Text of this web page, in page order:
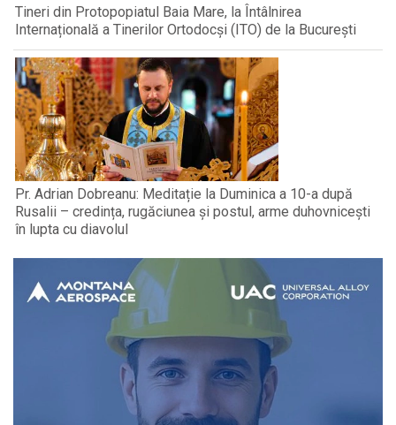
Tineri din Protopopiatul Baia Mare, la Întâlnirea
Internațională a Tinerilor Ortodocși (ITO) de la București
Pr. Adrian Dobreanu: Meditație la Duminica a 10-a după
Rusalii – credința, rugăciunea și postul, arme duhovnicești
în lupta cu diavolul